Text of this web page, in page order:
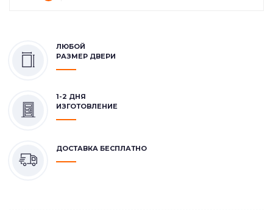
ЛЮБОЙ
РАЗМЕР ДВЕРИ
1-2 ДНЯ
ИЗГОТОВЛЕНИЕ
ДОСТАВКА БЕСПЛАТНО